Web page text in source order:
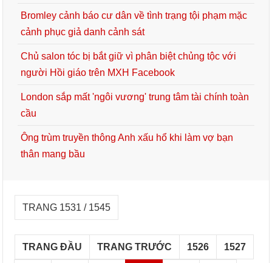
Bromley cảnh báo cư dân về tình trạng tội phạm mặc
cảnh phục giả danh cảnh sát
Chủ salon tóc bị bắt giữ vì phân biệt chủng tộc với
người Hồi giáo trên MXH Facebook
London sắp mất 'ngôi vương' trung tâm tài chính toàn
cầu
Ông trùm truyền thông Anh xấu hổ khi làm vợ bạn
thân mang bầu
TRANG 1531 / 1545
TRANG ĐẦU TRANG TRƯỚC 1526 1527